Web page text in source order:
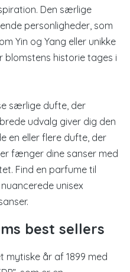
Den særlige
personligheder, som
Yin og Yang eller unikke
blomstens historie tages i
særlige dufte, der
udvalg giver dig den
en eller flere dufte, der
fænger dine sanser med
Find en parfume til
unisex
best sellers
mytiske år af 1899 med